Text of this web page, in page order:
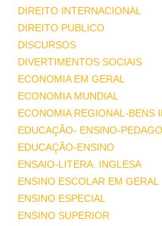
DIREITO INTERNACIONAL
DIREITO PUBLICO
DISCURSOS
DIVERTIMENTOS SOCIAIS
ECONOMIA EM GERAL
ECONOMIA MUNDIAL
ECONOMIA REGIONAL-BENS
EDUCAÇÃO- ENSINO-
EDUCAÇÃO-ENSINO
ENSAIO-LITERA. INGLESA
ENSINO ESCOLAR EM GERAL
ENSINO ESPECIAL
ENSINO SUPERIOR